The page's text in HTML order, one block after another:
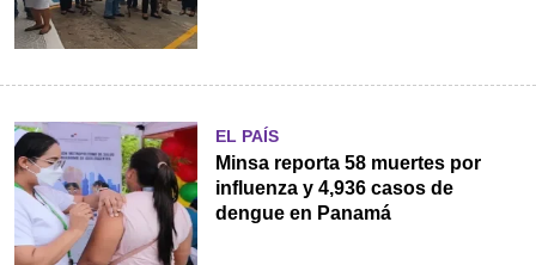
EL PAÍS
Minsa reporta 58 muertes por
influenza y 4,936 casos de
dengue en Panamá